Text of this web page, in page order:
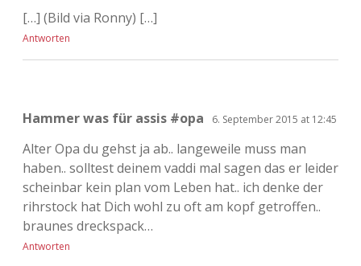
[…] (Bild via Ronny) […]
Antworten
Hammer was für assis #opa 6. September 2015 at 12:45
Alter Opa du gehst ja ab.. langeweile muss man
haben.. solltest deinem vaddi mal sagen das er leider
scheinbar kein plan vom Leben hat.. ich denke der
rihrstock hat Dich wohl zu oft am kopf getroffen..
braunes dreckspack…
Antworten